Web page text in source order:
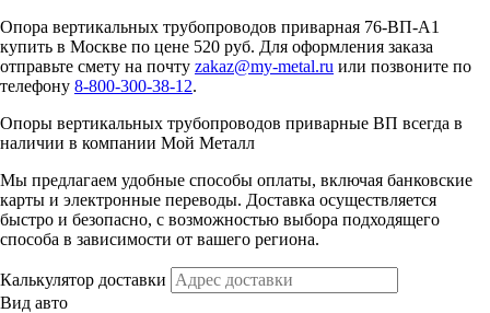
Опора вертикальных трубопроводов приварная 76-ВП-А1
купить в Москве по цене 520 руб. Для оформления заказа
отправьте смету на почту zakaz@my-metal.ru или позвоните по
телефону 8-800-300-38-12.
Опоры вертикальных трубопроводов приварные ВП всегда в
наличии в компании Мой Металл
Мы предлагаем удобные способы оплаты, включая банковские
карты и электронные переводы. Доставка осуществляется
быстро и безопасно, с возможностью выбора подходящего
способа в зависимости от вашего региона.
Калькулятор доставки
Вид авто